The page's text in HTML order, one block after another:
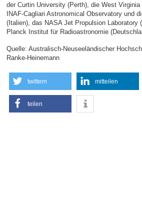
der Curtin University (Perth), die West
INAF-Cagliari Astronomical Observatory und
(Italien), das NASA Jet Propulsion Laboratory
Planck Institut für Radioastronomie
Quelle: Australisch-Neuseeländischer
Ranke-Heinemann
twittern mitteilen
teilen